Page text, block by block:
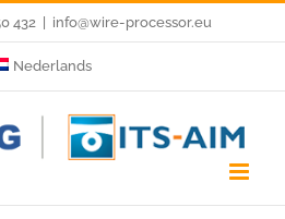
432 info@wire-processor.eu
Nederlands